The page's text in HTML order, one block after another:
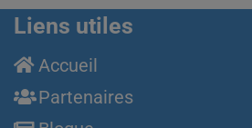
Liens utiles
Accueil
Partenaires